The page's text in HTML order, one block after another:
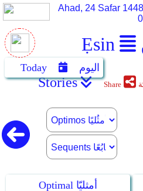
Ẹsin
Ahad, 24 Safar
Today اليوم
Stories Share
Optimal أمثليّا